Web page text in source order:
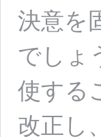
決意を
でしょ
使する
改正し